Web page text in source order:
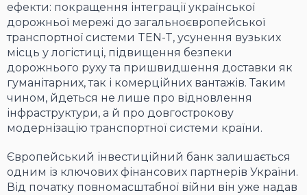
ефекти: покращення інтеграції української
дорожньої мережі до загальноєвропейської
транспортної системи TEN-T, усунення вузьких
місць у логістиці, підвищення безпеки
дорожнього руху та пришвидшення доставки як
гуманітарних, так і комерційних вантажів. Таким
чином, йдеться не лише про відновлення
інфраструктури, а й про довгострокову
модернізацію транспортної системи країни.
Європейський інвестиційний банк залишається
одним із ключових фінансових партнерів України.
Від початку повномасштабної війни він уже надав